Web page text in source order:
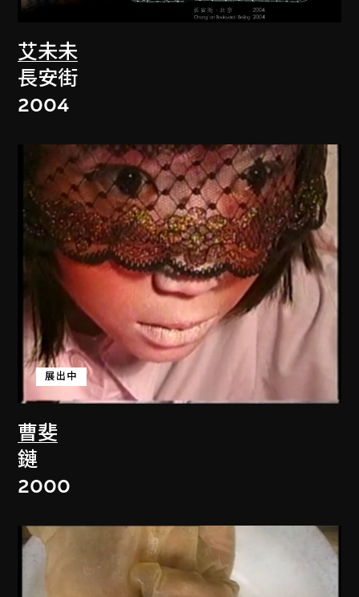
艾未未
長安街
2004
曹斐
展出中
鏈
2000